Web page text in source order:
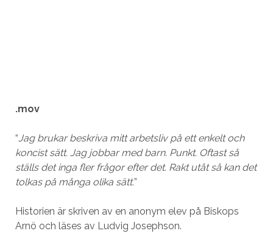
.mov
“Jag brukar beskriva mitt arbetsliv på ett enkelt och
koncist sätt. Jag jobbar med barn. Punkt. Oftast så
ställs det inga fler frågor efter det. Rakt utåt så kan det
tolkas på många olika sätt.”
Historien är skriven av en anonym elev på Biskops
Arnö och läses av Ludvig Josephson.